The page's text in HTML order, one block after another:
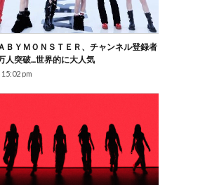
ＢＹＭＯＮＳＴＥＲ、チャンネル登録者
人突破…世界的に大人気
pm